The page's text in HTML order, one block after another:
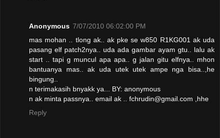
Anonymous 7/07/2010 06:02:00 PM
mas mohan .. tlong ak.. ak pke se w850 R1KG001 ak uda
pasang elf patch2nya.. uda ada gambar ayam gtu.. lalu ak
start .. tapi g muncul apa apa.. g jalan gitu elfnya.. mhon
bantuanya mas.. ak uda utek utek ampe nga bisa..,he
bingung..
n terimakasih bnyakk ya... BY: anonymous
n ak minta passnya.. email ak .. fchrudin@gmail.com ,hhe
Reply